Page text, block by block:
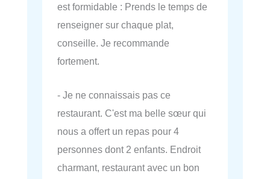
est formidable : Prends le temps de
renseigner sur chaque plat,
conseille. Je recommande
fortement.
- Je ne connaissais pas ce
restaurant. C'est ma belle sœur qui
nous a offert un repas pour 4
personnes dont 2 enfants. Endroit
charmant, restaurant avec un bon